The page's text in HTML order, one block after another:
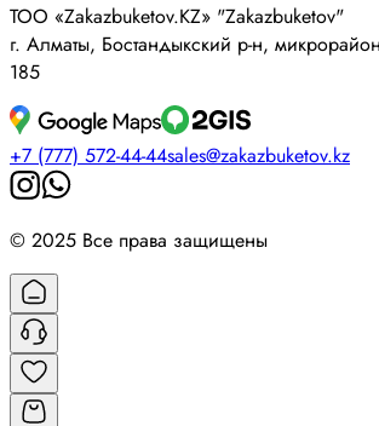
ТОО «Zakazbuketov.KZ» "Zakazbuketov"
г. Алматы, Бостандыкский р-н,
185
+7 (777) 572-44-44sales@zakazbuketov.kz
© 2025 Все права защищены